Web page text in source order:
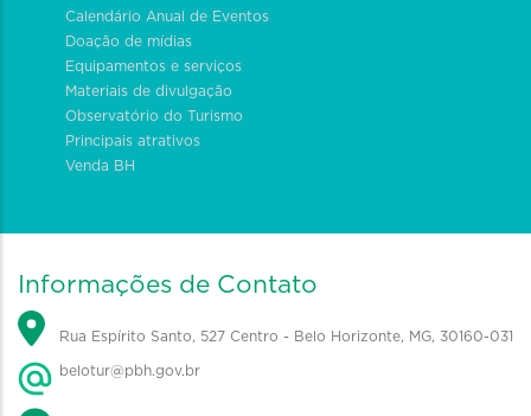
Calendário Anual de Eventos
Doação de mídias
Equipamentos e serviços
Materiais de divulgação
Observatório do Turismo
Principais atrativos
Venda BH
Informações de Contato
Rua Espírito Santo, 527 Centro - Belo Horizonte, MG, 30160-031
belotur@pbh.gov.br